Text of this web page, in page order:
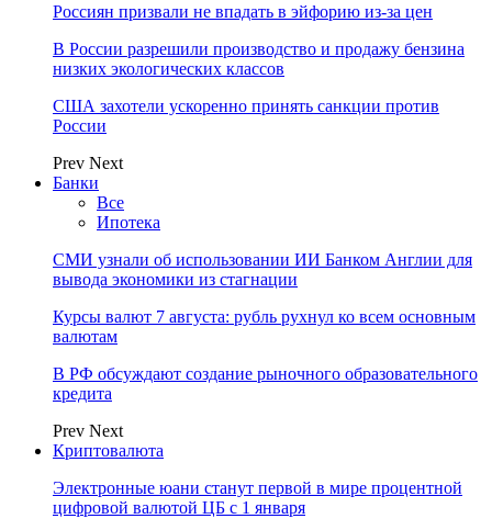
Россиян призвали не впадать в эйфорию из-за цен
В России разрешили производство и продажу бензина
низких экологических классов
США захотели ускоренно принять санкции против
России
Prev Next
Банки
Все
Ипотека
СМИ узнали об использовании ИИ Банком Англии для
вывода экономики из стагнации
Курсы валют 7 августа: рубль рухнул ко всем основным
валютам
В РФ обсуждают создание рыночного образовательного
кредита
Prev Next
Криптовалюта
Электронные юани станут первой в мире процентной
цифровой валютой ЦБ с 1 января